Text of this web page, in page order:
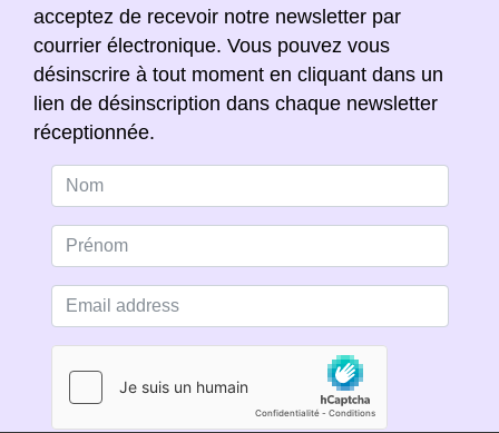
acceptez de recevoir notre newsletter par
courrier électronique. Vous pouvez vous
désinscrire à tout moment en cliquant dans un
lien de désinscription dans chaque newsletter
réceptionnée.